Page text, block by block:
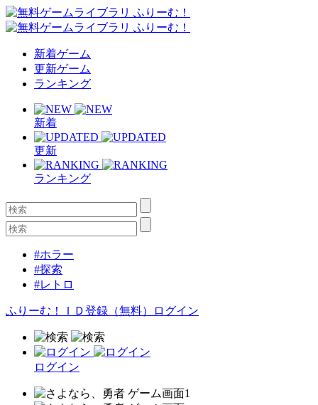
新着ゲーム
更新ゲーム
ランキング
新着
更新
ランキング
#ホラー
#探索
#レトロ
ふりーむ！ＩＤ登録（無料） ログイン
ログイン